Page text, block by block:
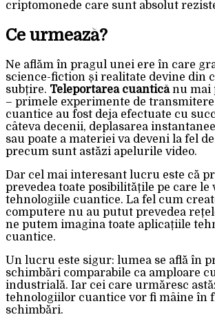
criptomonede care sunt absolut
Ce urmează?
Ne aflăm în pragul unei ere în care
science-fiction și realitate devine din
subțire. Teleportarea cuanticănu mai
– primele experimente de
cuantice au fost deja efectuate cu
câteva decenii, deplasarea
sau poate a materiei va deveni la fel
precum sunt astăzi apelurile video.
Dar cel mai interesant lucru este că
prevedea toate posibilitățile pe care le
tehnologiile cuantice. La fel cum
computere nu au putut prevedea
ne putem imagina toate aplicațiile
cuantice.
Un lucru este sigur: lumea se află în
schimbări comparabile ca amploare
industrială. Iar cei care urmăresc
tehnologiilor cuantice vor fi mâine în
schimbări.